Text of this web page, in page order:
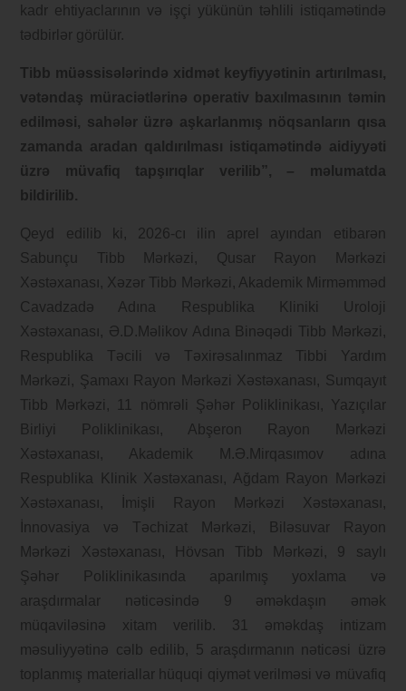
kadr ehtiyaclarının və işçi yükünün təhlili istiqamətində
tədbirlər görülür.
Tibb müəssisələrində xidmət keyfiyyətinin artırılması,
vətəndaş müraciətlərinə operativ baxılmasının təmin
edilməsi, sahələr üzrə aşkarlanmış nöqsanların qısa
zamanda aradan qaldırılması istiqamətində aidiyyəti
üzrə müvafiq tapşırıqlar verilib”, – məlumatda
bildirilib.
Qeyd edilib ki, 2026-cı ilin aprel ayından etibarən
Sabunçu Tibb Mərkəzi, Qusar Rayon Mərkəzi
Xəstəxanası, Xəzər Tibb Mərkəzi, Akademik Mirməmməd
Cavadzadə Adına Respublika Kliniki Uroloji
Xəstəxanası, Ə.D.Məlikov Adına Binəqədi Tibb Mərkəzi,
Respublika Təcili və Təxirəsalınmaz Tibbi Yardım
Mərkəzi, Şamaxı Rayon Mərkəzi Xəstəxanası, Sumqayıt
Tibb Mərkəzi, 11 nömrəli Şəhər Poliklinikası, Yazıçılar
Birliyi Poliklinikası, Abşeron Rayon Mərkəzi
Xəstəxanası, Akademik M.Ə.Mirqasımov adına
Respublika Klinik Xəstəxanası, Ağdam Rayon Mərkəzi
Xəstəxanası, İmişli Rayon Mərkəzi Xəstəxanası,
İnnovasiya və Təchizat Mərkəzi, Biləsuvar Rayon
Mərkəzi Xəstəxanası, Hövsan Tibb Mərkəzi, 9 saylı
Şəhər Poliklinikasında aparılmış yoxlama və
araşdırmalar nəticəsində 9 əməkdaşın əmək
müqaviləsinə xitam verilib. 31 əməkdaş intizam
məsuliyyətinə cəlb edilib, 5 araşdırmanın nəticəsi üzrə
toplanmış materiallar hüquqi qiymət verilməsi və müvafiq